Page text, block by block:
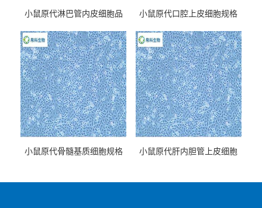
小鼠原代淋巴管内皮细胞品
小鼠原代口腔上皮细胞规格
小鼠原代骨髓基质细胞规格
小鼠原代肝内胆管上皮细胞